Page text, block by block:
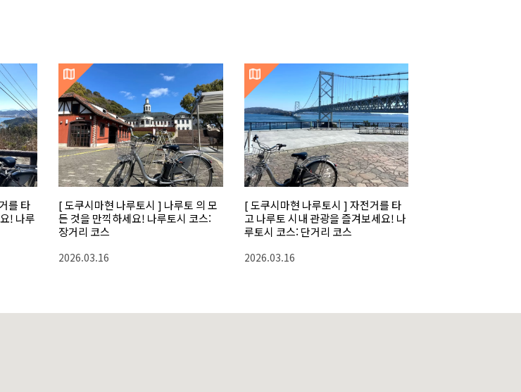
를 타
! 나루
[ 도쿠시마현 나루토시 ] 나루토 의 모
든 것을 만끽하세요! 나루토시 코스:
장거리 코스
2026.03.16
[ 도쿠시마현 나루토시 ] 자전거를 타
고 나루토 시내 관광을 즐겨보세요! 나
루토시 코스: 단거리 코스
2026.03.16